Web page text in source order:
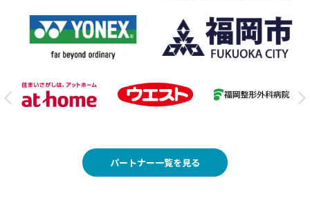
パートナー一覧を見る